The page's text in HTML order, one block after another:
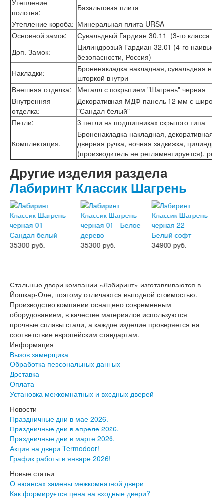
Лабиринт Термомагнит
Лабиринт Тундра Плюс
Лабиринт Урбан
Лабиринт Фрост
Лабиринт Шторм
Лабиринт Эволаб
Двери Про
Двери Интекрон
Интекрон Брайтон Антрацит
Интекрон Вектор
Интекрон Гектор
Интекрон Греция
Интекрон Италия
Интекрон Колизей
Интекрон Колизей Белый
Интекрон Неаполь
Интекрон Олимпия
Интекрон Премьера
Интекрон Профит
Интекрон Ронда
Интекрон Сицилия
Интекрон Спарта Белая
Интекрон Спарта Грей
Интекрон Термо
Двери АСД
Двери Ратибор
Двери Аргус
Тамбурные двери
Межкомнатные двери
Двери Альберо
Вест
Галерея
Империя
Мегаполис
Мегаполис ГЛ
Неоклассика Про
Скин
Тренд
Двери ВанМарк
Шпон текстурированный
Эмалекс
Утепление
полотна:
Базальтовая плита
Утепление короба: Минеральная плита URSA
Основной замок:
Сувальдный Гардиан 30.11 (3-го класса
Доп. Замок:
Цилиндровый Гардиан 32.01 (4-го
безопасности, Россия)
Накладки:
Броненакладка накладная, сувальдная
шторкой внутри
Внешняя отделка:
Металл с покрытием "Шагрень" черная
Внутренняя
отделка:
Декоративная МДФ панель 12 мм с
"Сандал белый"
Петли:
3 петли на подшипниках скрытого типа
Комплектация:
Броненакладка накладная, декоративная
дверная ручка, ночная задвижка, цилиндр
(производитель не регламентируется),
Другие изделия раздела
Лабиринт Классик Шагрень
35300 руб. 35300 руб. 34900 руб.
Стальные двери компании «Лабиринт» изготавливаются в
Йошкар-Оле, поэтому отличаются выгодной стоимостью.
Производство компании оснащено современным
оборудованием, в качестве материалов используются
прочные сплавы стали, а каждое изделие проверяется на
соответствие европейским стандартам.
Информация
Вызов замерщика
Обработка персональных данных
Доставка
Оплата
Установка межкомнатных и входных дверей
Новости
Праздничные дни в мае 2026.
Праздничные дни в апреле 2026.
Праздничные дни в марте 2026.
Акция на двери Termodoor!
График работы в январе 2026!
Новые статьи
О нюансах замены межкомнатной двери
Как формируется цена на входные двери?